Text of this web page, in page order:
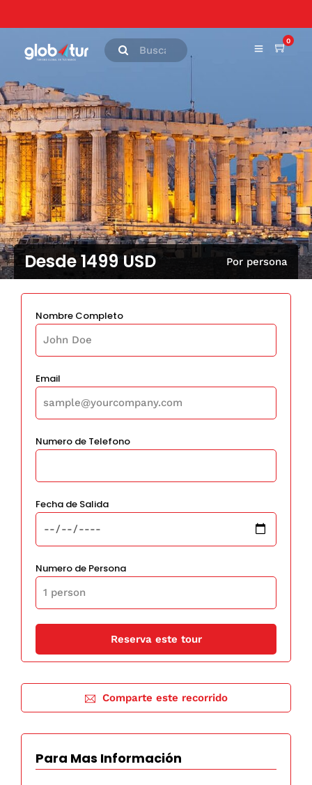
0
Desde 1499 USD Por persona
Nombre Completo
Email
Numero de Telefono
Fecha de Salida
Numero de Persona
Comparte este recorrido
Para Mas Información